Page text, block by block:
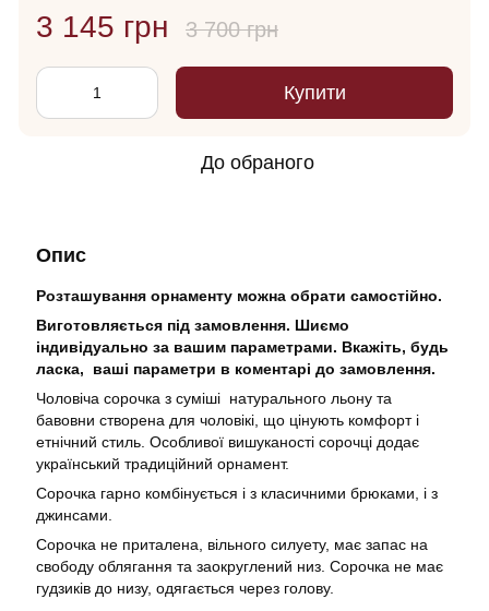
3 145 грн 3 700 грн
Купити
До обраного
Опис
Розташування орнаменту можна обрати самостійно.
Виготовляється під замовлення. Шиємо
індивідуально за вашим параметрами. Вкажіть, будь
ласка, ваші параметри в коментарі до замовлення.
Чоловіча сорочка з суміші натурального льону та
бавовни створена для чоловікі, що цінують комфорт і
етнічний стиль. Особливої вишуканості сорочці додає
український традиційний орнамент.
Сорочка гарно комбінується і з класичними брюками, і з
джинсами.
Сорочка не приталена, вільного силуету, має запас на
свободу облягання та заокруглений низ. Сорочка не має
гудзиків до низу, одягається через голову.